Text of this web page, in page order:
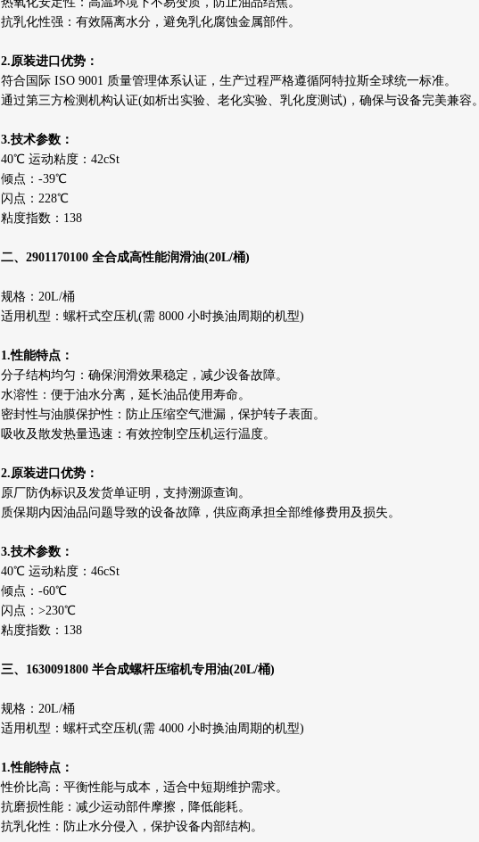
抗乳化性强：有效隔离水分，避免乳化腐蚀金属部件。
2.原装进口优势：
符合国际 ISO 9001 质量管理体系认证，生产过程严格遵循阿特拉斯全球统一标准。
通过第三方检测机构认证(如析出实验、老化实验、乳化度测试)，确保与设备完美兼容。
3.技术参数：
40℃ 运动粘度：42cSt
倾点：-39℃
闪点：228℃
粘度指数：138
二、2901170100 全合成高性能润滑油(20L/桶)
规格：20L/桶
适用机型：螺杆式空压机(需 8000 小时换油周期的机型)
1.性能特点：
分子结构均匀：确保润滑效果稳定，减少设备故障。
水溶性：便于油水分离，延长油品使用寿命。
密封性与油膜保护性：防止压缩空气泄漏，保护转子表面。
吸收及散发热量迅速：有效控制空压机运行温度。
2.原装进口优势：
原厂防伪标识及发货单证明，支持溯源查询。
质保期内因油品问题导致的设备故障，供应商承担全部维修费用及损失。
3.技术参数：
40℃ 运动粘度：46cSt
倾点：-60℃
闪点：>230℃
粘度指数：138
三、1630091800 半合成螺杆压缩机专用油(20L/桶)
规格：20L/桶
适用机型：螺杆式空压机(需 4000 小时换油周期的机型)
1.性能特点：
性价比高：平衡性能与成本，适合中短期维护需求。
抗磨损性能：减少运动部件摩擦，降低能耗。
抗乳化性：防止水分侵入，保护设备内部结构。